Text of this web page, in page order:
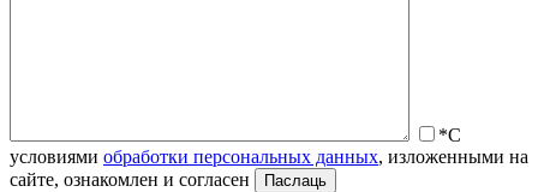
*С
условиями обработки персональных данных, изложенными на
сайте, ознакомлен и согласен